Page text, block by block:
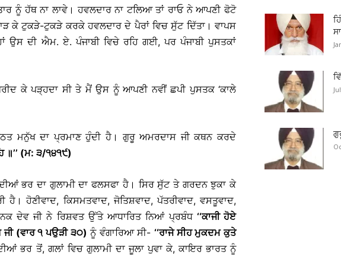
ਨੂੰ ਹੱਥ ਨਾ ਲਾਵੇ। ਹਵਲਦਾਰ ਨਾ ਟਲਿਆ ਤਾਂ ਰਾਓ ਨੇ ਆਪਣੀ ਫੋਟੋ
ਕੇ ਟੁਕੜੇ-ਟੁਕੜੇ ਕਰਕੇ ਹਵਲਦਾਰ ਦੇ ਪੈਰਾਂ ਵਿਚ ਸੁੱਟ ਦਿੱਤਾ। ਵਾਪਸ
ਉਸ ਦੀ ਐਮ. ਏ. ਪੰਜਾਬੀ ਵਿਚੇ ਰਹਿ ਗਈ, ਪਰ ਪੰਜਾਬੀ ਪੁਸਤਕਾਂ
ਕੇ ਪੜ੍ਹਦਾ ਸੀ ਤੇ ਮੈਂ ਉਸ ਨੂੰ ਆਪਣੀ ਨਵੀਂ ਛਪੀ ਪੁਸਤਕ ‘ਕਾਲੇ
ਮਨੁੱਖ ਦਾ ਪ੍ਰਮਾਣ ਹੁੰਦੀ ਹੈ। ਗੁਰੂ ਅਮਰਦਾਸ ਜੀ ਕਥਨ ਕਰਦੇ
॥’’ (ਮ: ੩/੧੪੧੯)
ਭਰ ਦਾ ਗੁਲਾਮੀ ਦਾ ਫਲਸਫਾ ਹੈ। ਸਿਰ ਸੁੱਟ ਤੇ ਗਰਦਨ ਝੁਕਾ ਕੇ
ਹੋਣੀਵਾਦ, ਕਿਸਮਤਵਾਦ, ਜੋਤਿਸ਼ਵਾਦ, ਪੱਤਰੀਵਾਦ, ਵਸਤੂਵਾਦ,
ਦੇਵ ਜੀ ਨੇ ਰਿਸ਼ਵਤ ਉੱਤੇ ਆਧਾਰਿਤ ਨਿਆਂ ਪ੍ਰਬੰਧ ‘‘ਕਾਜੀ ਹੋਏ
(ਵਾਰ ੧ ਪਉੜੀ ੩੦) ਨੂੰ ਵੰਗਾਰਿਆ ਸੀ-‘‘ਰਾਜੇ ਸੀਹ ਮੁਕਦਮ ਕੁਤੇ
ਭਰ ਤੋਂ, ਗਲਾਂ ਵਿਚ ਗੁਲਾਮੀ ਦਾ ਜੂਲਾ ਪੁਵਾ ਕੇ, ਕਾਇਰ ਭਾਰਤ ਨੂੰ